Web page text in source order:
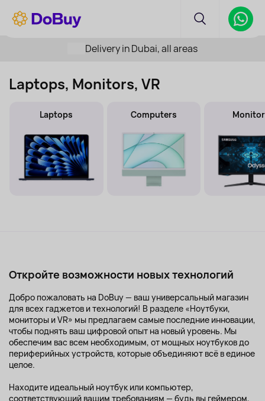
Delivery in Dubai, all areas
Laptops, Monitors, VR
Laptops Computers
Откройте возможности новых технологий
Добро пожаловать на DoBuy — ваш универсальный магазин
для всех гаджетов и технологий! В разделе «Ноутбуки,
мониторы и VR» мы предлагаем самые последние инновации,
чтобы поднять ваш цифровой опыт на новый уровень. Мы
обеспечим вас всем необходимым, от мощных ноутбуков до
периферийных устройств, которые объединяют всё в единое
целое.
Находите идеальный ноутбук или компьютер,
соответствующий вашим требованиям — будь вы геймером,